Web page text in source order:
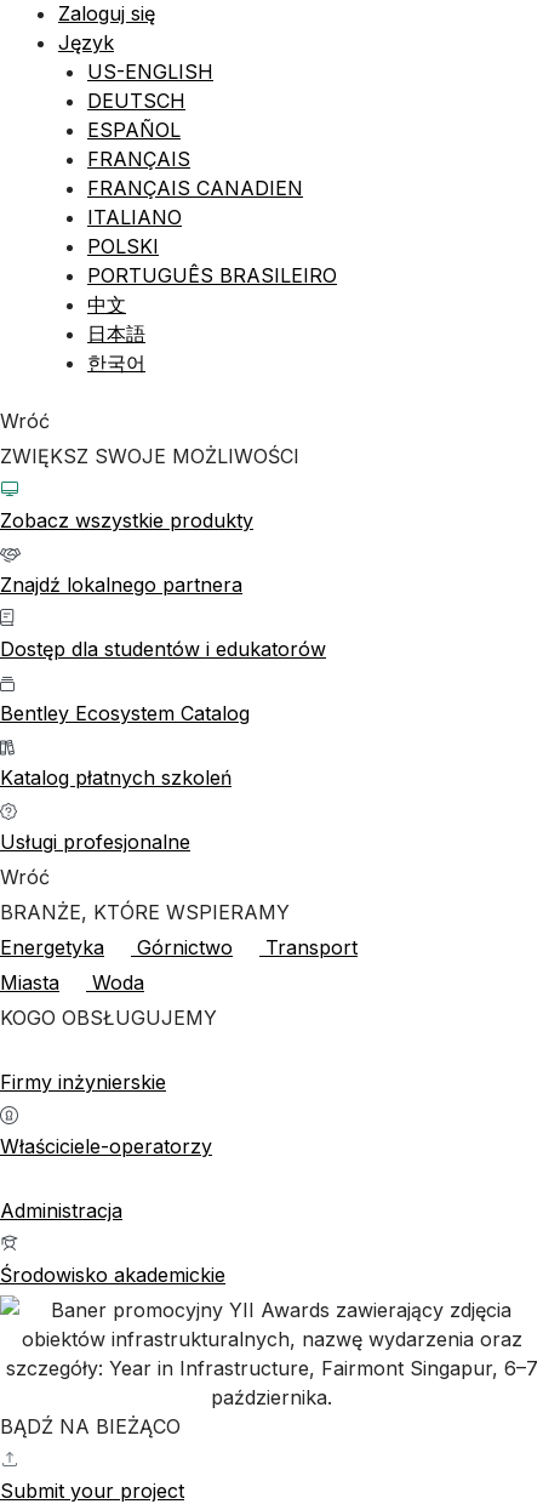
Zaloguj się
Język
US-ENGLISH
DEUTSCH
ESPAÑOL
FRANÇAIS
FRANÇAIS CANADIEN
ITALIANO
POLSKI
PORTUGUÊS BRASILEIRO
中文
日本語
한국어
Wróć
ZWIĘKSZ SWOJE MOŻLIWOŚCI
Zobacz wszystkie produkty
Znajdź lokalnego partnera
Dostęp dla studentów i edukatorów
Bentley Ecosystem Catalog
Katalog płatnych szkoleń
Usługi profesjonalne
Wróć
BRANŻE, KTÓRE WSPIERAMY
Energetyka
Górnictwo
Transport
Miasta
Woda
KOGO OBSŁUGUJEMY
Firmy inżynierskie
Właściciele-operatorzy
Administracja
Środowisko akademickie
BĄDŹ NA BIEŻĄCO
Submit your project